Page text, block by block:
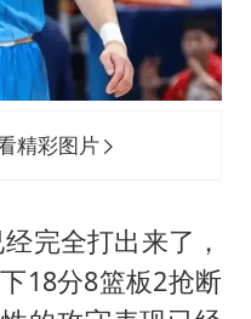
精彩图片
完全打出来了，
18分8篮板2抢断